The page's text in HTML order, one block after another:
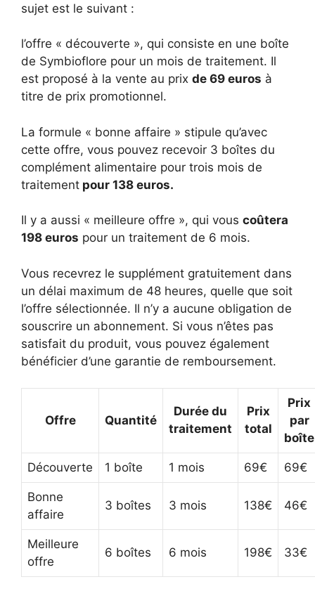
sujet est le suivant :
l’offre « découverte », qui consiste en une boîte
de Symbioflore pour un mois de traitement. Il
est proposé à la vente au prix de 69 euros à
titre de prix promotionnel.
La formule « bonne affaire » stipule qu’avec
cette offre, vous pouvez recevoir 3 boîtes du
complément alimentaire pour trois mois de
traitement pour 138 euros.
Il y a aussi « meilleure offre », qui vous coûtera
198 euros pour un traitement de 6 mois.
Vous recevrez le supplément gratuitement dans
un délai maximum de 48 heures, quelle que soit
l’offre sélectionnée. Il n’y a aucune obligation de
souscrire un abonnement. Si vous n’êtes pas
satisfait du produit, vous pouvez également
bénéficier d’une garantie de remboursement.
Offre Quantité
Durée du
traitement
Prix
total
Prix
par
boîte
Découverte 1 boîte 1 mois 69€ 69€
Bonne
affaire
3 boîtes 3 mois 138€ 46€
Meilleure
offre
6 boîtes 6 mois 198€ 33€